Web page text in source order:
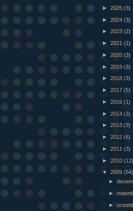
► 2025 (3)
► 2024 (3)
► 2023 (2)
► 2021 (1)
► 2020 (3)
► 2019 (3)
► 2018 (3)
► 2017 (5)
► 2016 (1)
► 2014 (3)
► 2013 (3)
► 2012 (6)
► 2011 (3)
► 2010 (12)
▼ 2009 (54)
►
►
►